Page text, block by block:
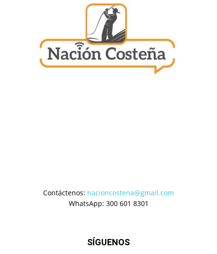
Contáctenos: nacioncostena@gmail.com
WhatsApp: 300 601 8301
SÍGUENOS